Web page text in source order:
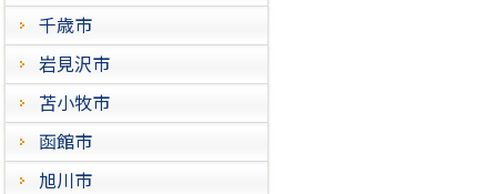
千歳市
岩見沢市
苫小牧市
函館市
旭川市